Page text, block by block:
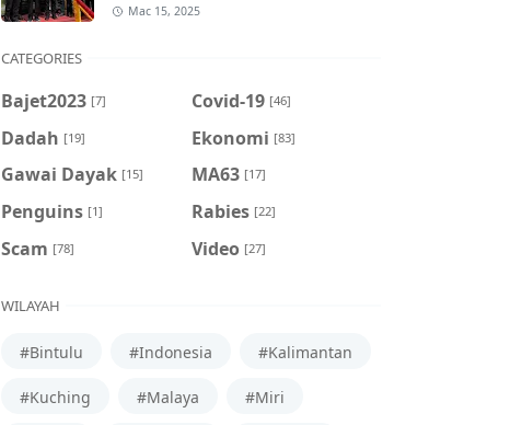
ditamatkan
Mac 15, 2025
CATEGORIES
Bajet2023 [7] Covid-19 [46]
Dadah [19] Ekonomi [83]
Gawai Dayak [15] MA63 [17]
Penguins [1] Rabies [22]
Scam [78] Video [27]
WILAYAH
#Bintulu #Indonesia #Kalimantan
#Kuching #Malaya #Miri